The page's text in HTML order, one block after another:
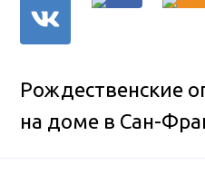
Рождественские
на доме в Сан-